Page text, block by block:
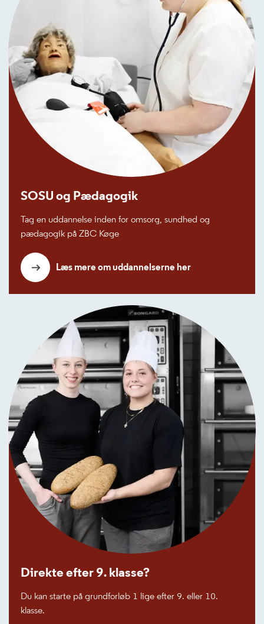
SOSU og Pædagogik
Tag en uddannelse inden for omsorg, sundhed og
pædagogik på ZBC Køge
Læs mere om uddannelserne her
Direkte efter 9. klasse?
Du kan starte på grundforløb 1 lige efter 9. eller 10.
klasse.